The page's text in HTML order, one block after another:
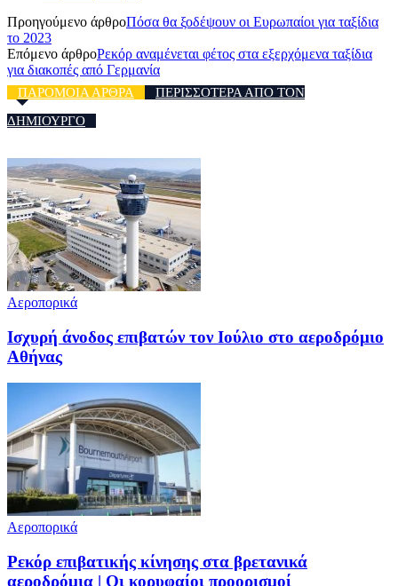
Προηγούμενο άρθροΠόσα θα ξοδέψουν οι Ευρωπαίοι για ταξίδια
το 2023
Επόμενο άρθροΡεκόρ αναμένεται φέτος στα εξερχόμενα ταξίδια
για διακοπές από Γερμανία
ΠΑΡΟΜΟΙΑ ΑΡΘΡΑ
ΠΕΡΙΣΣΟΤΕΡΑ ΑΠΟ ΤΟΝ
ΔΗΜΙΟΥΡΓΟ
Αεροπορικά
Ισχυρή άνοδος επιβατών τον Ιούλιο στο αεροδρόμιο
Αθήνας
Αεροπορικά
Ρεκόρ επιβατικής κίνησης στα βρετανικά
αεροδρόμια | Oι κορυφαίοι προορισμοί